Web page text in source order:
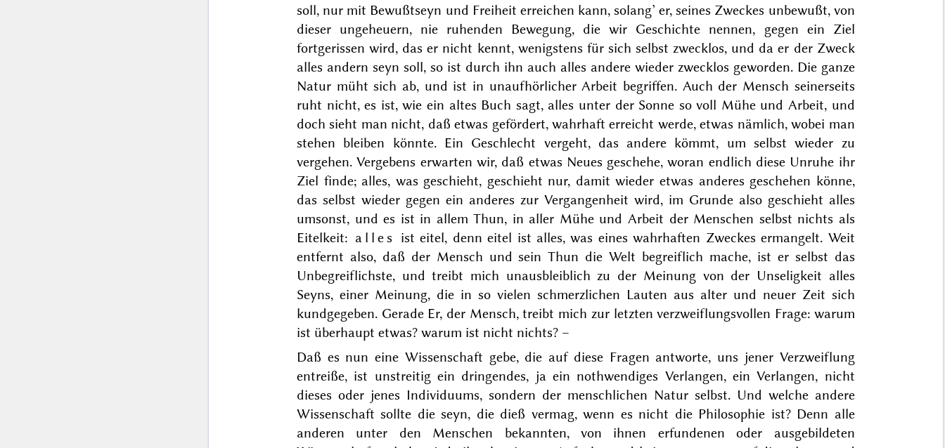
soll, nur mit Bewußtseyn und Freiheit erreichen kann, solang’ er, seines Zweckes unbewußt, von
dieser ungeheuern, nie ruhenden Bewegung, die wir Geschichte nennen, gegen ein Ziel
fortgerissen wird, das er nicht kennt, wenigstens für sich selbst zwecklos, und da er der Zweck
alles andern seyn soll, so ist durch ihn auch alles andere wieder zwecklos geworden. Die ganze
Natur müht sich ab, und ist in unaufhörlicher Arbeit begriffen. Auch der Mensch seinerseits
ruht nicht, es ist, wie ein altes Buch sagt, alles unter der Sonne so voll Mühe und Arbeit, und
doch sieht man nicht, daß etwas gefördert, wahrhaft erreicht werde, etwas nämlich, wobei man
stehen bleiben könnte. Ein Geschlecht vergeht, das andere kömmt, um selbst wieder zu
vergehen. Vergebens erwarten wir, daß etwas Neues geschehe, woran endlich diese Unruhe ihr
Ziel finde; alles, was geschieht, geschieht nur, damit wieder etwas anderes geschehen könne,
das selbst wieder gegen ein anderes zur Vergangenheit wird, im Grunde also geschieht alles
umsonst, und es ist in allem Thun, in aller Mühe und Arbeit der Menschen selbst nichts als
Eitelkeit: alles
ist eitel, denn eitel ist alles, was eines wahrhaften Zweckes ermangelt. Weit
entfernt also, daß der Mensch und sein Thun die Welt begreiflich mache, ist er selbst das
Unbegreiflichste, und treibt mich unausbleiblich zu der Meinung von der Unseligkeit alles
Seyns, einer Meinung, die in so vielen schmerzlichen Lauten aus alter und neuer Zeit sich
kundgegeben. Gerade Er, der Mensch, treibt mich zur letzten verzweiflungsvollen Frage: warum
ist überhaupt etwas? warum ist nicht nichts?–
Daß es nun eine Wissenschaft gebe, die auf diese Fragen antworte, uns jener Verzweiflung
entreiße, ist unstreitig ein dringendes, ja ein nothwendiges Verlangen, ein Verlangen, nicht
dieses oder jenes Individuums, sondern der menschlichen Natur selbst. Und welche andere
Wissenschaft sollte die seyn, die dieß vermag, wenn es nicht die Philosophie ist? Denn alle
anderen unter den Menschen bekannten, von ihnen erfundenen oder ausgebildeten